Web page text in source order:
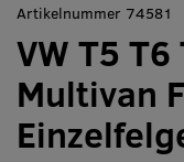
Artikelnummer 74581
VW T5
Multivan